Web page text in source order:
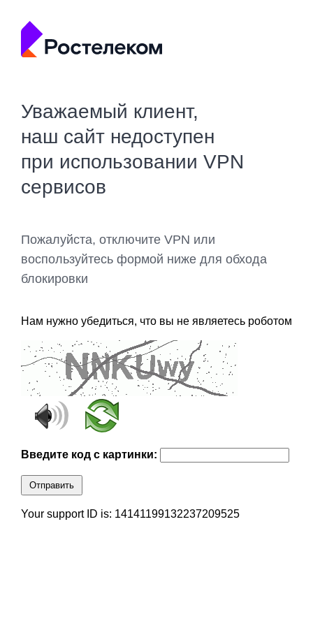
Уважаемый клиент,
наш сайт недоступен
при использовании VPN
сервисов
Пожалуйста, отключите VPN или
воспользуйтесь формой ниже для обхода
блокировки
Нам нужно убедиться, что вы не являетесь роботом
Введите код с картинки:
Отправить
Your support ID is: 14141199132237209525